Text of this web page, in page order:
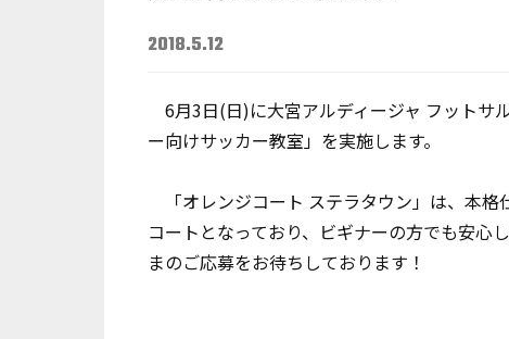
2018.5.12
6月3日(日)に大宮アルディージャ フットサ
ー向けサッカー教室」を実施します。
「オレンジコート ステラタウン」は、本
コートとなっており、ビギナーの方でも安心
まのご応募をお待ちしております！